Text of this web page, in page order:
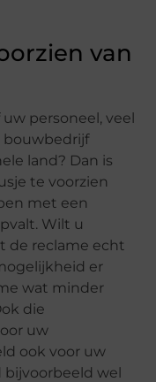
van
personeel, veel
bouwbedrijf
land? Dan is
te voorzien
met een
Wilt u
de reclame echt
er
wat minder
die
uw
ook voor uw
bijvoorbeeld wel